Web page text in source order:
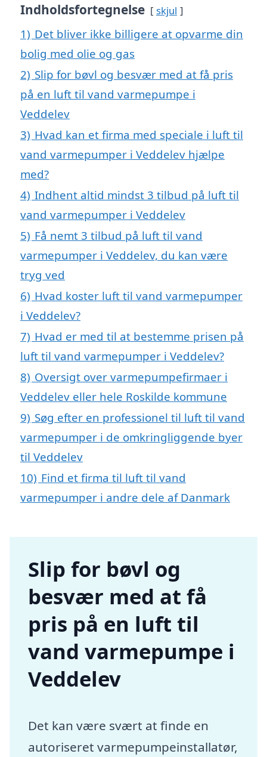
Indholdsfortegnelse skjul
1) Det bliver ikke billigere at opvarme din
bolig med olie og gas
2) Slip for bøvl og besvær med at få pris
på en luft til vand varmepumpe i
Veddelev
3) Hvad kan et firma med speciale i luft til
vand varmepumper i Veddelev hjælpe
med?
4) Indhent altid mindst 3 tilbud på luft til
vand varmepumper i Veddelev
5) Få nemt 3 tilbud på luft til vand
varmepumper i Veddelev, du kan være
tryg ved
6) Hvad koster luft til vand varmepumper
i Veddelev?
7) Hvad er med til at bestemme prisen på
luft til vand varmepumper i Veddelev?
8) Oversigt over varmepumpefirmaer i
Veddelev eller hele Roskilde kommune
9) Søg efter en professionel til luft til vand
varmepumper i de omkringliggende byer
til Veddelev
10) Find et firma til luft til vand
varmepumper i andre dele af Danmark
Slip for bøvl og
besvær med at få
pris på en luft til
vand varmepumpe i
Veddelev
Det kan være svært at finde en
autoriseret varmepumpeinstallatør,